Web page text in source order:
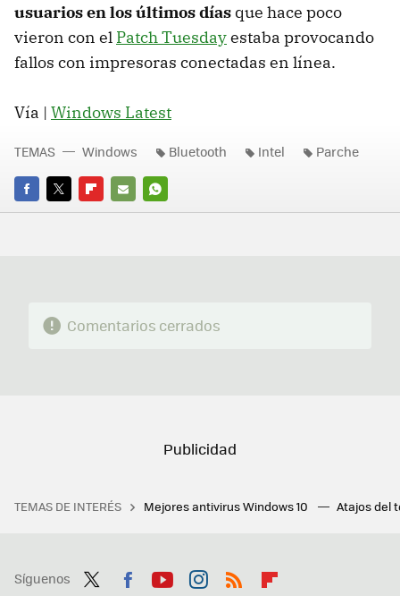
usuarios en los últimos días que hace poco
vieron con el Patch Tuesdayestaba provocando
fallos con impresoras conectadas en línea.
Vía | Windows Latest
FACEBOOK
TWITTERFLIPBOARD
E-
WHATSAPP
TEMAS Windows Bluetooth Intel Parche
Comentarios cerrados
TEMAS DE INTERÉS Mejores antivirus Windows 10 Atajos del
Síguenos